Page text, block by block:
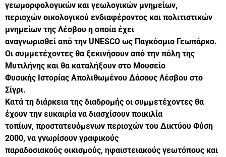
γεωμορφολογικών και γεωλογικών μνημείων,
περιοχών οικολογικού ενδιαφέροντος και πολιτιστικών
μνημείων της Λέσβου η οποία έχει
αναγνωρισθεί από την UNESCO ως Παγκόσμιο Γεωπάρκο.
Οι συμμετέχοντες θα ξεκινήσουν από την πόλη της
Μυτιλήνης και θα καταλήξουν στο Μουσείο
Φυσικής Ιστορίας Απολιθωμένου Δάσους Λέσβου στο
Σίγρι.
Κατά τη διάρκεια της διαδρομής οι συμμετέχοντες θα
έχουν την ευκαιρία να διασχίσουν ποικιλία
τοπίων, προστατευόμενων περιοχών του Δικτύου Φύση
2000, να γνωρίσουν γραφικούς
παραδοσιακούς οικισμούς, ηφαιστειακούς γεωτόπους και